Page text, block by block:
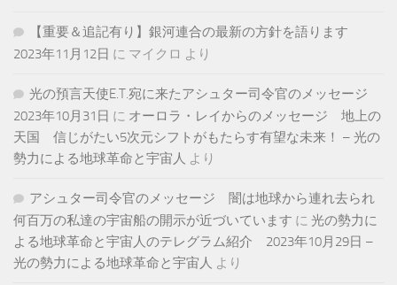
【重要＆追記有り】銀河連合の最新の方針を語ります
2023年11月12日 に マイクロ より
光の預言天使E.T.宛に来たアシュター司令官のメッセージ
2023年10月31日 に オーロラ・レイからのメッセージ 地上の
天国 信じがたい5次元シフトがもたらす有望な未来！ – 光の
勢力による地球革命と宇宙人 より
アシュター司令官のメッセージ 闇は地球から連れ去られ
何百万の私達の宇宙船の開示が近づいています に 光の勢力に
よる地球革命と宇宙人のテレグラム紹介 2023年10月29日 –
光の勢力による地球革命と宇宙人 より